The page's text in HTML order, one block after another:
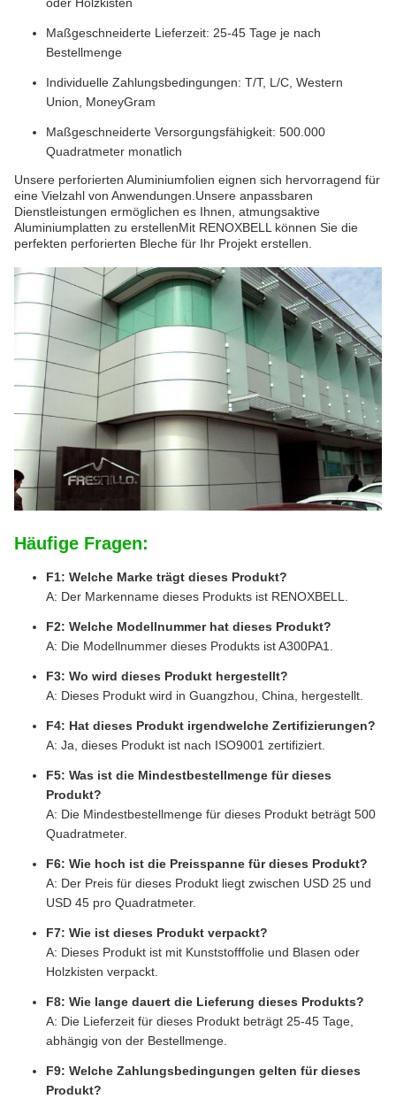
Maßgeschneiderte Lieferzeit: 25-45 Tage je nach
Bestellmenge
Individuelle Zahlungsbedingungen: T/T, L/C, Western
Union, MoneyGram
Maßgeschneiderte Versorgungsfähigkeit: 500.000
Quadratmeter monatlich
Unsere perforierten Aluminiumfolien eignen sich hervorragend für
eine Vielzahl von Anwendungen.Unsere anpassbaren
Dienstleistungen ermöglichen es Ihnen, atmungsaktive
Aluminiumplatten zu erstellenMit RENOXBELL können Sie die
perfekten perforierten Bleche für Ihr Projekt erstellen.
Häufige Fragen:
F1: Welche Marke trägt dieses Produkt?
A: Der Markenname dieses Produkts ist RENOXBELL.
F2: Welche Modellnummer hat dieses Produkt?
A: Die Modellnummer dieses Produkts ist A300PA1.
F3: Wo wird dieses Produkt hergestellt?
A: Dieses Produkt wird in Guangzhou, China, hergestellt.
F4: Hat dieses Produkt irgendwelche Zertifizierungen?
A: Ja, dieses Produkt ist nach ISO9001 zertifiziert.
F5: Was ist die Mindestbestellmenge für dieses
Produkt?
A: Die Mindestbestellmenge für dieses Produkt beträgt 500
Quadratmeter.
F6: Wie hoch ist die Preisspanne für dieses Produkt?
A: Der Preis für dieses Produkt liegt zwischen USD 25 und
USD 45 pro Quadratmeter.
F7: Wie ist dieses Produkt verpackt?
A: Dieses Produkt ist mit Kunststofffolie und Blasen oder
Holzkisten verpackt.
F8: Wie lange dauert die Lieferung dieses Produkts?
A: Die Lieferzeit für dieses Produkt beträgt 25-45 Tage,
abhängig von der Bestellmenge.
F9: Welche Zahlungsbedingungen gelten für dieses
Produkt?